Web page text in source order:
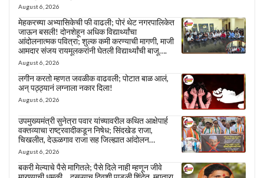
August 6, 2026
मेहकरच्या अभ्यासिकेची फी वाढली; पोरं थेट नगरपालिकेत
जाऊन बसली! दोनशेहून अधिक विद्यार्थ्यांचा
आंदोलनात्मक पवित्रा; शुल्क कमी करण्याची मागणी, माजी
आमदार संजय रायमूलकरांनी घेतली विद्यार्थ्यांची बाजू….
August 6, 2026
लगीन करतो म्हणत जवळीक वाढवली; पोटात बाळ आलं,
अन् पठ्ठ्यानं लग्नाला नकार दिला!
August 6, 2026
उपमुख्यमंत्री सुनेत्रा पवार यांच्यावरील कथित आक्षेपार्ह
वक्तव्याचा राष्ट्रवादीकडून निषेध; सिंदखेड राजा,
चिखलीत, देऊळगाव राजा सह जिल्ह्यात आंदोलन…
August 6, 2026
बकरी मेल्याचे पैसे मागितले; पैसे दिले नाही म्हणून जीवे